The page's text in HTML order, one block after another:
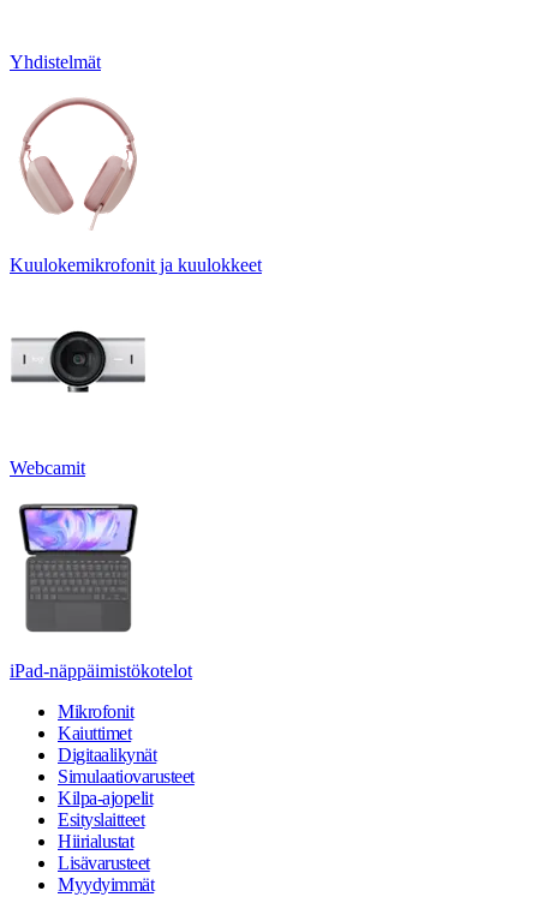
Yhdistelmät
Kuulokemikrofonit ja kuulokkeet
Webcamit
iPad-näppäimistökotelot
Mikrofonit
Kaiuttimet
Digitaalikynät
Simulaatiovarusteet
Kilpa-ajopelit
Esityslaitteet
Hiirialustat
Lisävarusteet
Myydyimmät